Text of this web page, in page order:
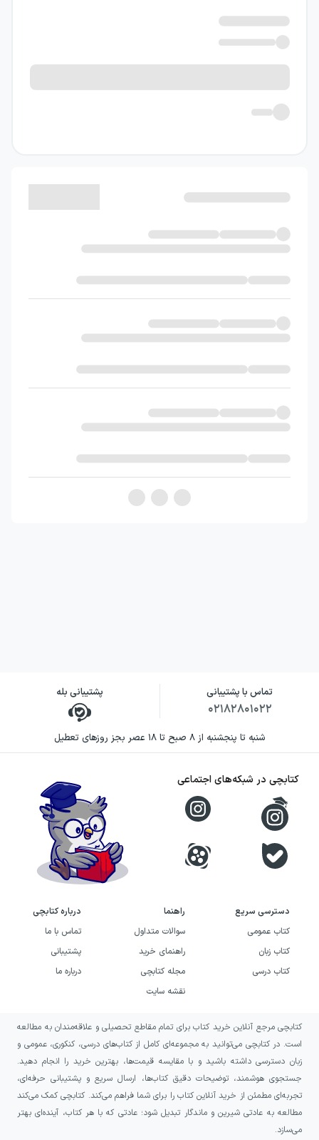
تماس با پشتیبانی
۰۲۱۸۲۸۰۱۰۲۲
پشتیبانی بله
شنبه تا پنجشنبه از ۸ صبح تا ۱۸ عصر بجز روزهای تعطیل
دسترسی سریع
کتاب عمومی
کتاب زبان
کتاب درسی
راهنما
سوالات متداول
راهنمای خرید
مجله کتابچی
نقشه سایت
درباره کتابچی
تماس با ما
پشتیبانی
درباره ما
کتابچی در شبکه‌های اجتماعی
کتابچی مرجع آنلاین خرید کتاب برای تمام مقاطع تحصیلی و علاقه‌مندان به مطالعه
است. در کتابچی می‌توانید به مجموعه‌ای کامل از کتاب‌های درسی، کنکوری، عمومی و
زبان دسترسی داشته باشید و با مقایسه قیمت‌ها، بهترین خرید را انجام دهید.
جستجوی هوشمند، توضیحات دقیق کتاب‌ها، ارسال سریع و پشتیبانی حرفه‌ای،
تجربه‌ای مطمئن از خرید آنلاین کتاب را برای شما فراهم می‌کند. کتابچی کمک می‌کند
مطالعه به عادتی شیرین و ماندگار تبدیل شود؛ عادتی که با هر کتاب، آینده‌ای بهتر
می‌سازد.